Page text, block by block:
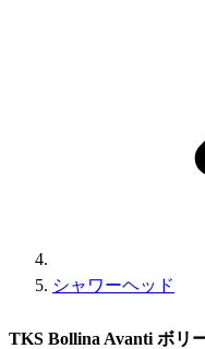
シャワーヘッド
TKS Bollina Avanti ボリ